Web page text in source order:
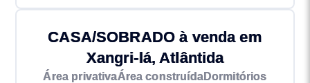
CASA/SOBRADO à venda em
Xangri-lá, Atlântida
Área privativaÁrea construídaDormitórios